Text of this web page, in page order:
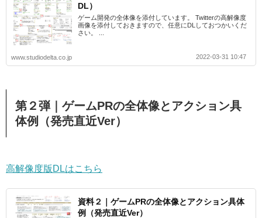
DL）
ゲーム開発の全体像を添付しています。 Twitterの高解像度
画像を添付しておきますので、任意にDLしておつかいくだ
さい。 ...
www.studiodelta.co.jp 2022-03-31 10:47
第２弾｜ゲームPRの全体像とアクション具
体例（発売直近Ver）
高解像度版DLはこちら
資料２｜ゲームPRの全体像とアクション具体
例（発売直近Ver）